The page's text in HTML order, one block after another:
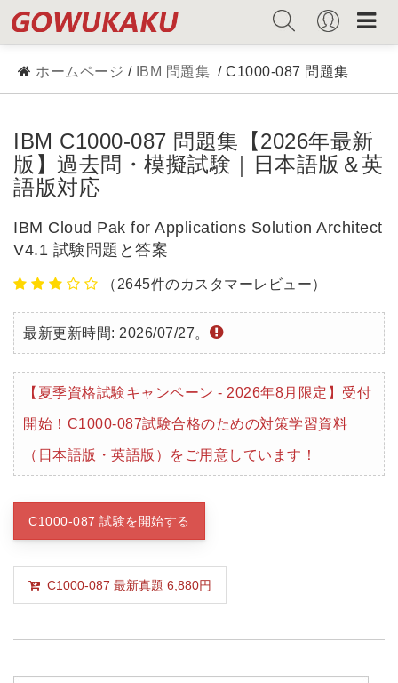
ホームページ / IBM 問題集 / C1000-087 問題集
IBM C1000-087 問題集【2026年最新
版】過去問・模擬試験｜日本語版＆英
語版対応
IBM Cloud Pak for Applications Solution Architect
V4.1 試験問題と答案
（2645件のカスタマーレビュー）
最新更新時間: 2026/07/27。
【夏季資格試験キャンペーン - 2026年8月限定】受付
開始！C1000-087試験合格のための対策学習資料
（日本語版・英語版）をご用意しています！
C1000-087 試験を開始する
C1000-087 最新真題 6,880円